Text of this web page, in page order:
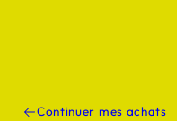
Continuer mes achats